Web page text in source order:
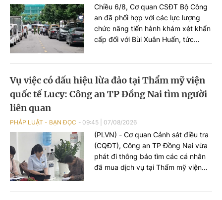
Chiều 6/8, Cơ quan CSĐT Bộ Công
an đã phối hợp với các lực lượng
chức năng tiến hành khám xét khẩn
cấp đối với Bùi Xuân Huấn, tức
Vụ việc có dấu hiệu lừa đảo tại Thẩm mỹ viện
quốc tế Lucy: Công an TP Đồng Nai tìm người
liên quan
PHÁP LUẬT - BẠN ĐỌC 09:45 07/08/2026
(PLVN) - Cơ quan Cảnh sát điều tra
(CQĐT), Công an TP Đồng Nai vừa
phát đi thông báo tìm các cá nhân
đã mua dịch vụ tại Thẩm mỹ viện